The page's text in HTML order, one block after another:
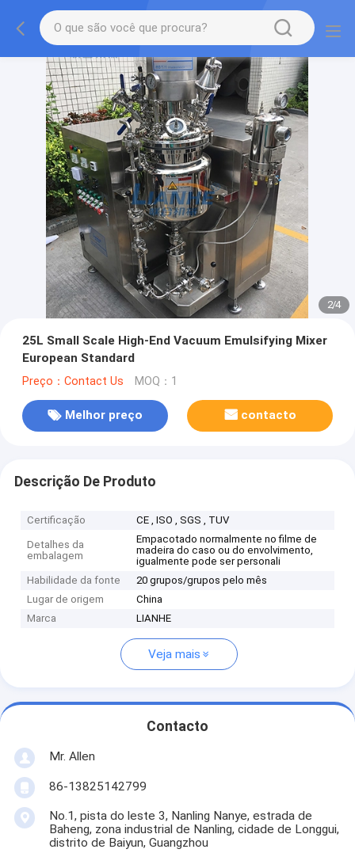
2/4
25L Small Scale High-End Vacuum Emulsifying Mixer
European Standard
Preço：Contact Us MOQ：1
Melhor preço contacto
Descrição De Produto
Certificação CE , ISO , SGS , TUV
Detalhes da
embalagem
Empacotado normalmente no filme de
madeira do caso ou do envolvimento,
igualmente pode ser personali
Habilidade da fonte
20 grupos/grupos pelo mês
Lugar de origem
China
Marca
LIANHE
Veja mais
Contacto
Mr. Allen
86-13825142799
No.1, pista do leste 3, Nanling Nanye, estrada de
Baheng, zona industrial de Nanling, cidade de Longgui,
distrito de Baiyun, Guangzhou